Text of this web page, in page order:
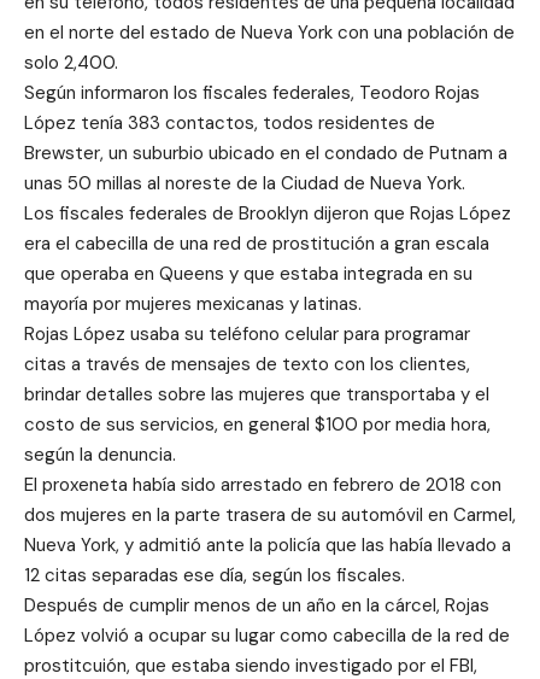
en el norte del estado de Nueva York con una población de
solo 2,400.
Según informaron los fiscales federales, Teodoro Rojas
López tenía 383 contactos, todos residentes de
Brewster, un suburbio ubicado en el condado de Putnam a
unas 50 millas al noreste de la Ciudad de Nueva York.
Los fiscales federales de Brooklyn dijeron que Rojas López
era el cabecilla de una red de prostitución a gran escala
que operaba en Queens y que estaba integrada en su
mayoría por mujeres mexicanas y latinas.
Rojas López usaba su teléfono celular para programar
citas a través de mensajes de texto con los clientes,
brindar detalles sobre las mujeres que transportaba y el
costo de sus servicios, en general $100 por media hora,
según la denuncia.
El proxeneta había sido arrestado en febrero de 2018 con
dos mujeres en la parte trasera de su automóvil en Carmel,
Nueva York, y admitió ante la policía que las había llevado a
12 citas separadas ese día, según los fiscales.
Después de cumplir menos de un año en la cárcel, Rojas
López volvió a ocupar su lugar como cabecilla de la red de
prostitcuión, que estaba siendo investigado por el FBI,